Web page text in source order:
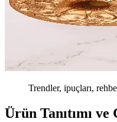
Trendler, ipuçları,
Ürün Tanıtımı